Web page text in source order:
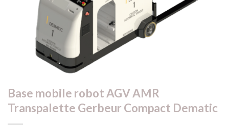
Base mobile robot AGV AMR
Transpalette Gerbeur Compact Dematic